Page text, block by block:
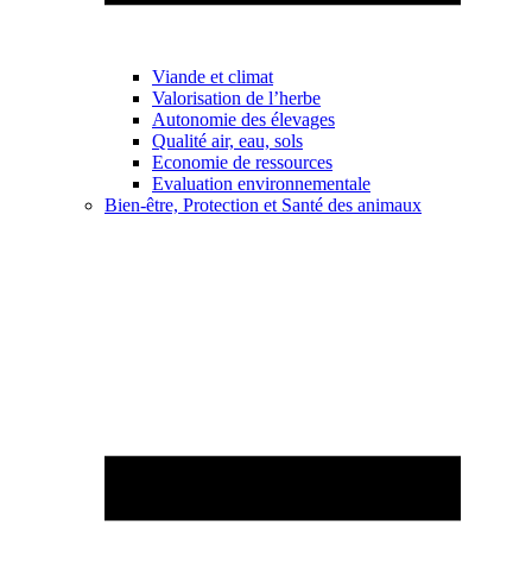
Viande et climat
Valorisation de l’herbe
Autonomie des élevages
Qualité air, eau, sols
Economie de ressources
Evaluation environnementale
Bien-être, Protection et Santé des animaux